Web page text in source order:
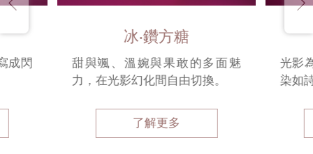
成閃
冰‧鑽方糖
甜與颯、溫婉與果敢的多面魅
力，在光影幻化間自由切換。
了解更多
光影
染如